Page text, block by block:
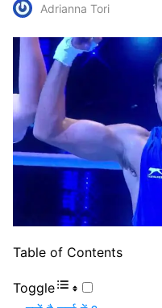
Adrianna Tori
Table of Contents
Toggle